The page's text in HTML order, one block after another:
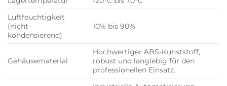
Luftfeuchtigkeit
(nicht-
kondensierend)
10% bis 90%
Gehäusematerial
Hochwertiger ABS-Kunststoff,
robust und langlebig für den
professionellen Einsatz.